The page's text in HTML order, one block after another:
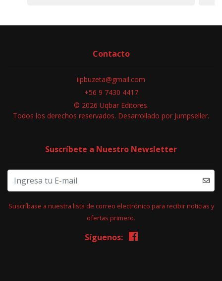
Contacto
iipbuzeta@gmail.com
+56 9 7430 4417
© 2026 Uqbar Editores.
Todos los derechos reservados. Desarrollado por Jumpseller.
Suscríbete a Nuestro Newsletter
Suscríbase a nuestra lista de correo electrónico para recibir noticias y
ofertas primero.
Síguenos: